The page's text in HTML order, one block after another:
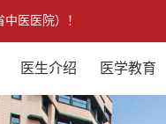
医医院）！
医生介绍 医学教育